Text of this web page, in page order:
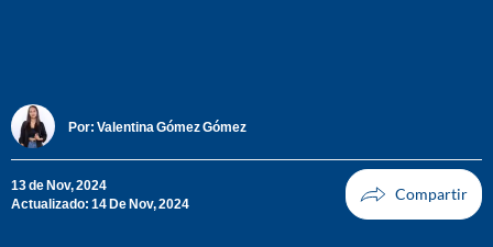
Por: Valentina Gómez Gómez
13 de Nov, 2024
Actualizado: 14 De Nov, 2024